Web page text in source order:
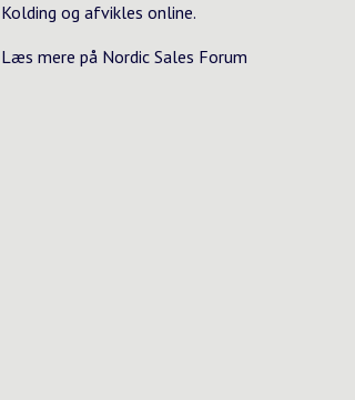
Kolding og afvikles online.
Læs mere på Nordic Sales Forum